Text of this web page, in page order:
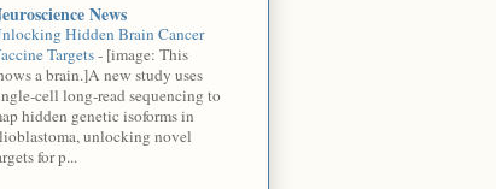
News
Hidden Brain Cancer
Targets- [image: This
a brain.]A new study uses
cell long-read sequencing to
hidden genetic isoforms in
unlocking novel
for p...